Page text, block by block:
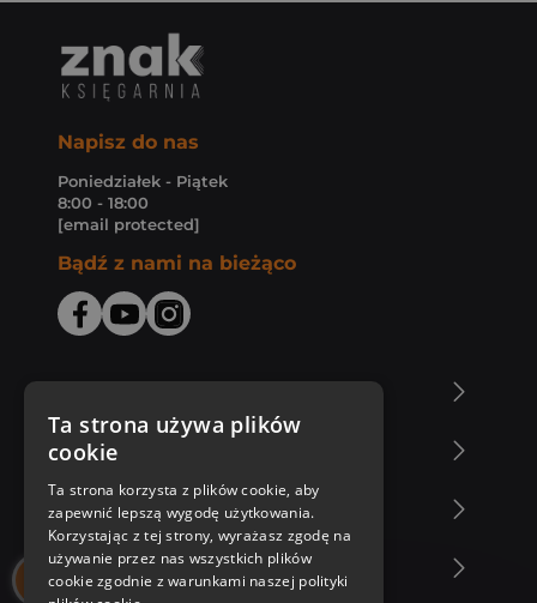
Napisz do nas
Poniedziałek - Piątek
8:00 - 18:00
[email protected]
Bądź z nami na bieżąco
Zakupy u nas
Nasza oferta
Nasi autorzy
Ta strona używa plików
cookie
Ta strona korzysta z plików cookie, aby
zapewnić lepszą wygodę użytkowania.
Korzystając z tej strony, wyrażasz zgodę na
używanie przez nas wszystkich plików
cookie zgodnie z warunkami naszej polityki